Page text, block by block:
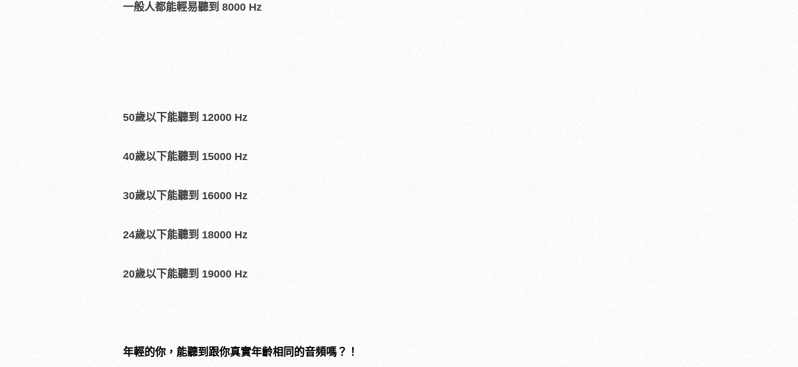
一般人都能輕易聽到 8000 Hz
50歲以下能聽到 12000 Hz
40歲以下能聽到 15000 Hz
30歲以下能聽到 16000 Hz
24歲以下能聽到 18000 Hz
20歲以下能聽到 19000 Hz
年輕的你，能聽到跟你真實年齡相同的音頻嗎？！